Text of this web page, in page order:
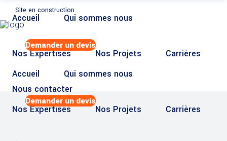
Site en construction
Accueil Qui sommes nous
Nos Expertises Nos Projets Carrières
Demander un devis
Accueil Qui sommes nous
Nos Expertises Nos Projets Carrières
Nous contacter
Demander un devis